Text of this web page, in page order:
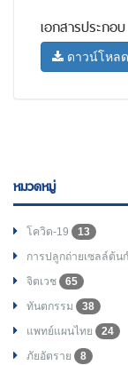
เอกสารประกอบ
ดาวน์โหลด
หมวดหมู่
โควิด-19
13
การปลูกถ่ายเซลล์ต้น
จิตเวช
65
ทันตกรรม
38
แพทย์แผนไทย
24
ภัยอัตราย
8